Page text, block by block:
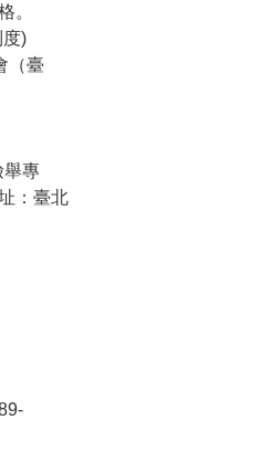
。
)
（臺
舉專
：臺北